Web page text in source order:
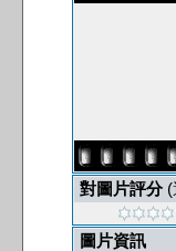
對圖片評分(
圖片資訊